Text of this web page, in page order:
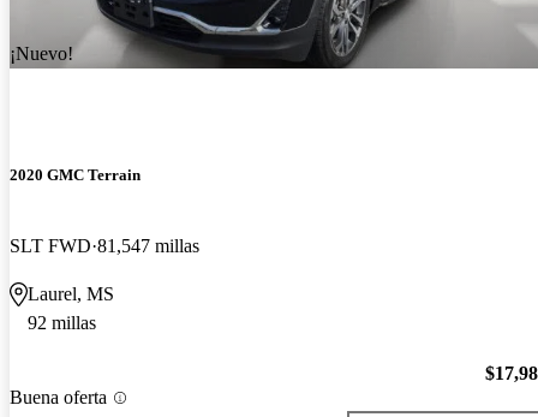
¡Nuevo!
2020 GMC Terrain
SLT FWD 81,547 millas
Laurel, MS
92 millas
Buena oferta